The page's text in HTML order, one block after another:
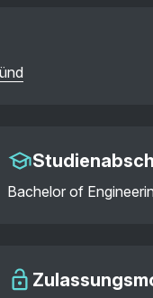
Bachelor of